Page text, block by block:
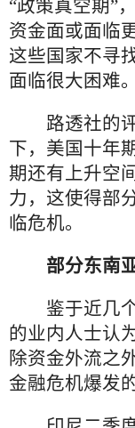
“政策真空期”
资金面或面临
这些国家不寻
面临很大困难。
路透社的评
下，美国十年
期还有上升空
力，这使得部
临危机。
部分东南
鉴于近几个
的业内人士认
除资金外流之
金融危机爆发